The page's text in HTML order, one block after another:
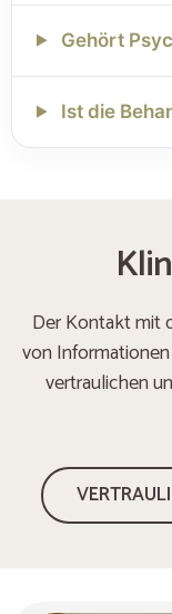
Gehört
Ist die
Der Kontakt mit
von
vertraulichen